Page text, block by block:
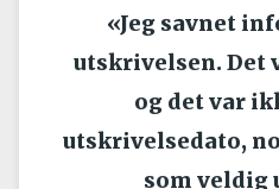
«Jeg savnet
utskrivelsen. Det
og det var
utskrivelsedato,
som veldig